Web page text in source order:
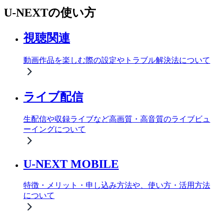
U-NEXTの使い方
視聴関連
動画作品を楽しむ際の設定やトラブル解決法について
ライブ配信
生配信や収録ライブなど高画質・高音質のライブビュ
ーイングについて
U-NEXT MOBILE
特徴・メリット・申し込み方法や、使い方・活用方法
について